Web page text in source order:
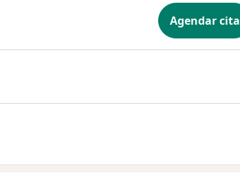
Agendar cita